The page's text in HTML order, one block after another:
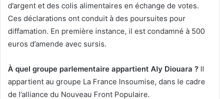
d’argent et des colis alimentaires en échange de votes.
Ces déclarations ont conduit à des poursuites pour
diffamation. En première instance, il est condamné à 500
euros d’amende avec sursis.
À quel groupe parlementaire appartient Aly Diouara ? Il
appartient au groupe La France Insoumise, dans le cadre
de l’alliance du Nouveau Front Populaire.